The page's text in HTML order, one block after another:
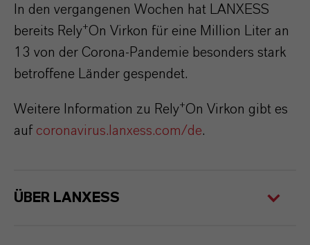
In den vergangenen Wochen hat LANXESS
bereits Rely+On Virkon für eine Million Liter an
13 von der Corona-Pandemie besonders stark
betroffene Länder gespendet.
Weitere Information zu Rely+On Virkon gibt es
auf coronavirus.lanxess.com/de.
ÜBER LANXESS